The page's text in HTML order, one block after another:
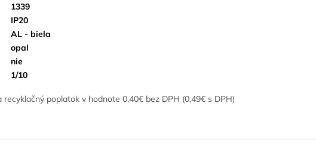
1339
IP20
AL - biela
opal
nie
1/10
poplatok v hodnote 0,40€ bez DPH (0,49€ s DPH)